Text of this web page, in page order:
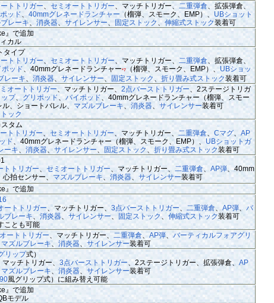
トトリガー、 セミオートトリガー、マッチトリガー、 二重弾倉、拡張弾倉、
ッド、40mmグレネードランチャー （榴弾、スモーク、EMP）、UBショット
レーキ、 消炎器、 サイレンサー、 固定ストック 、 伸縮式ストック装着可
』で追加
カル
タイプ
トトリガー、 セミオートトリガー、マッチトリガー、二重弾倉、拡張弾倉、
ポッド、40mmグレネードランチャー*7（榴弾、スモーク、EMP）、UBショッ
レーキ、 消炎器、サイレンサー、 固定ストック 、折り畳み式ストック装着可
オートトリガー、マッチトリガー、 2点バーストトリガー、2ステージトリガ
ップ、 グリポッド、バイポッド、40mmグレネードランチャー（榴弾、スモー
、ショートバレル、 マズルブレーキ、消炎器、サイレンサー装着可
ック
タム
トトリガー、セミオートトリガー、マッチトリガー、二重弾倉、Cマグ、AP
ド、40mmグレネードランチャー（榴弾、スモーク、EMP）、 UBショットガ
ーキ、 消炎器、サイレンサー、 固定ストック、 折り畳み式ストック装着可
トトリガー、 セミオートトリガー、マッチトリガー、 二重弾倉、 AP弾、40mm
心拍センサー、マズルブレーキ、消炎器、サイレンサー装着可
』で追加
ートトリガー、マッチトリガー、3点バーストトリガー、二重弾倉、AP弾、バ
ブレーキ、 消炎器、 サイレンサー、 固定ストック、 伸縮式ストック装着可
ことも可能
ートトリガー、マッチトリガー、 二重弾倉、AP弾、バーティカルフォアグリ
マズルブレーキ、消炎器、サイレンサー装着可
リップ式）
マッチトリガー、 3点バーストトリガー、2ステージトリガー、拡張弾倉、AP
マズルブレーキ、消炎器、サイレンサー装着可
風グリップ式）に組み替え可能
』で追加
モデル